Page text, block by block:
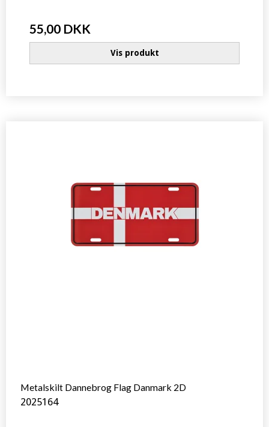
55,00 DKK
Vis produkt
Metalskilt Dannebrog Flag Danmark 2D
2025164